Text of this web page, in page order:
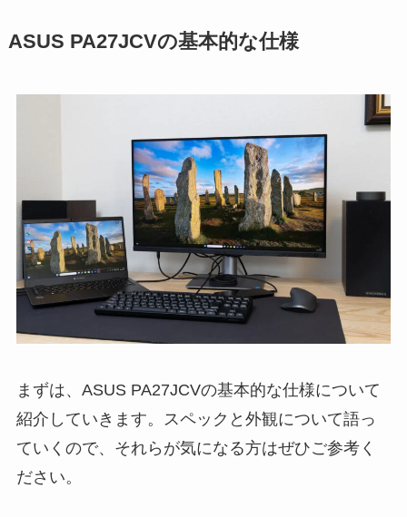
ASUS PA27JCVの基本的な仕様
まずは、ASUS PA27JCVの基本的な仕様について
紹介していきます。スペックと外観について語っ
ていくので、それらが気になる方はぜひご参考く
ださい。